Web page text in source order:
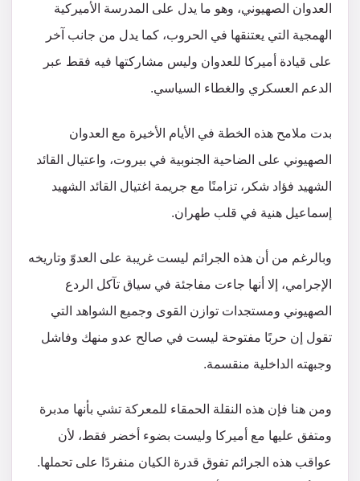
العدوان الصهيوني، وهو ما يدل على المدرسة الأميركية
الهمجية التي يعتنقها في الحروب، كما يدل من جانب آخر
على قيادة أميركا للعدوان وليس مشاركتها فيه فقط عبر
الدعم العسكري والغطاء السياسي.
بدت ملامح هذه الخطة في الأيام الأخيرة مع العدوان
الصهيوني على الضاحية الجنوبية في بيروت، واعتيال القائد
الشهيد فؤاد شكر، تزامنًا مع جريمة اغتيال القائد الشهيد
إسماعيل هنية في قلب طهران.
وبالرغم من أن هذه الجرائم ليست غريبة على العدوّ وتاريخه
الإجرامي، إلا أنها جاءت مفاجئة في سياق تآكل الردع
الصهيوني ومستجدات توازن القوى وجميع الشواهد التي
تقول إن حربًا مفتوحة ليست في صالح عدو منهك وفاشل
وجبهته الداخلية منقسمة.
ومن هنا فإن هذه النقلة الحمقاء للمعركة تشي بأنها مدبرة
ومتفق عليها مع أميركا وليست بضوء أخضر فقط، لأن
عواقب هذه الجرائم تفوق قدرة الكيان منفردًا على تحملها.